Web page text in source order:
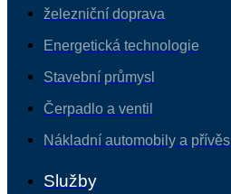
železniční doprava
Energetická technologie
Stavební průmysl
Čerpadlo a ventil
Nákladní automobily a přívěs
Služby